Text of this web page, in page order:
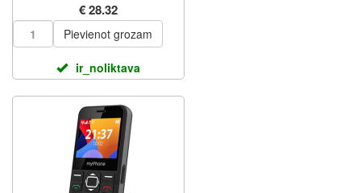
€ 28.32
Pievienot grozam
ir_noliktava